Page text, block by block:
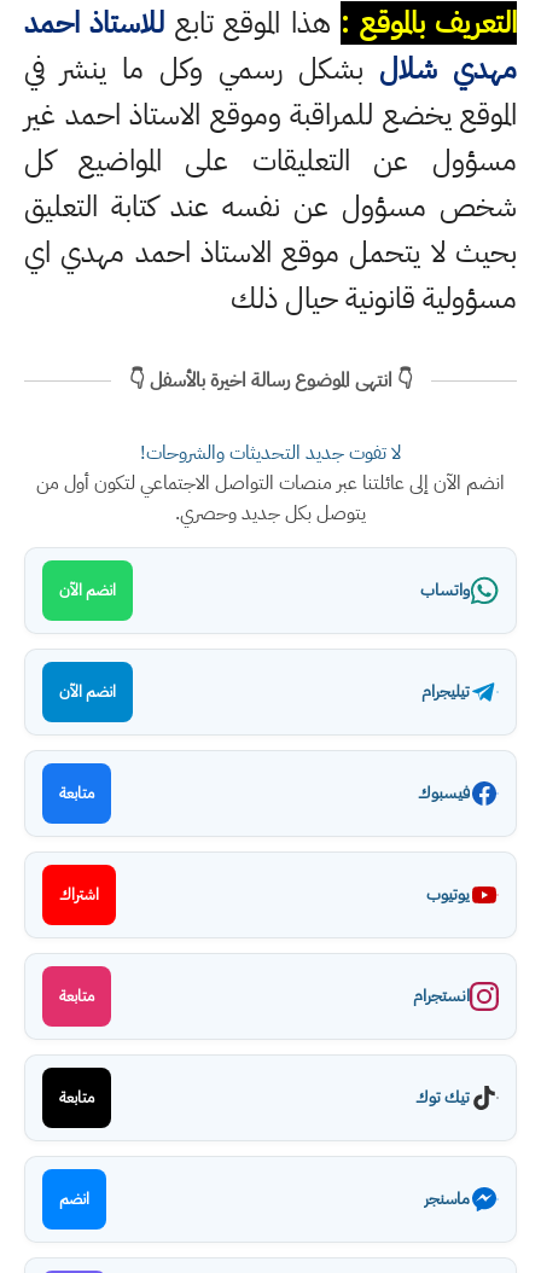
التعريف بالموقع : هذا الموقع تابع للاستاذ احمد
مهدي شلال بشكل رسمي وكل ما ينشر في
الموقع يخضع للمراقبة وموقع الاستاذ احمد غير
مسؤول عن التعليقات على المواضيع كل
شخص مسؤول عن نفسه عند كتابة التعليق
بحيث لا يتحمل موقع الاستاذ احمد مهدي اي
مسؤولية قانونية حيال ذلك
👇 انتهى الموضوع رسالة اخيرة بالأسفل 👇
لا تفوت جديد التحديثات والشروحات!
انضم الآن إلى عائلتنا عبر منصات التواصل الاجتماعي لتكون أول من
يتوصل بكل جديد وحصري.
واتساب انضم الآن
تيليجرام انضم الآن
فيسبوك متابعة
يوتيوب اشتراك
انستجرام متابعة
تيك توك متابعة
ماسنجر انضم